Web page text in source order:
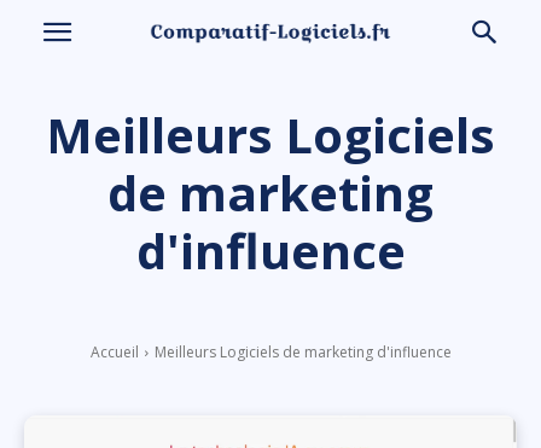
Meilleurs Logiciels
de marketing
d'influence
Accueil Meilleurs Logiciels de marketing d'influence